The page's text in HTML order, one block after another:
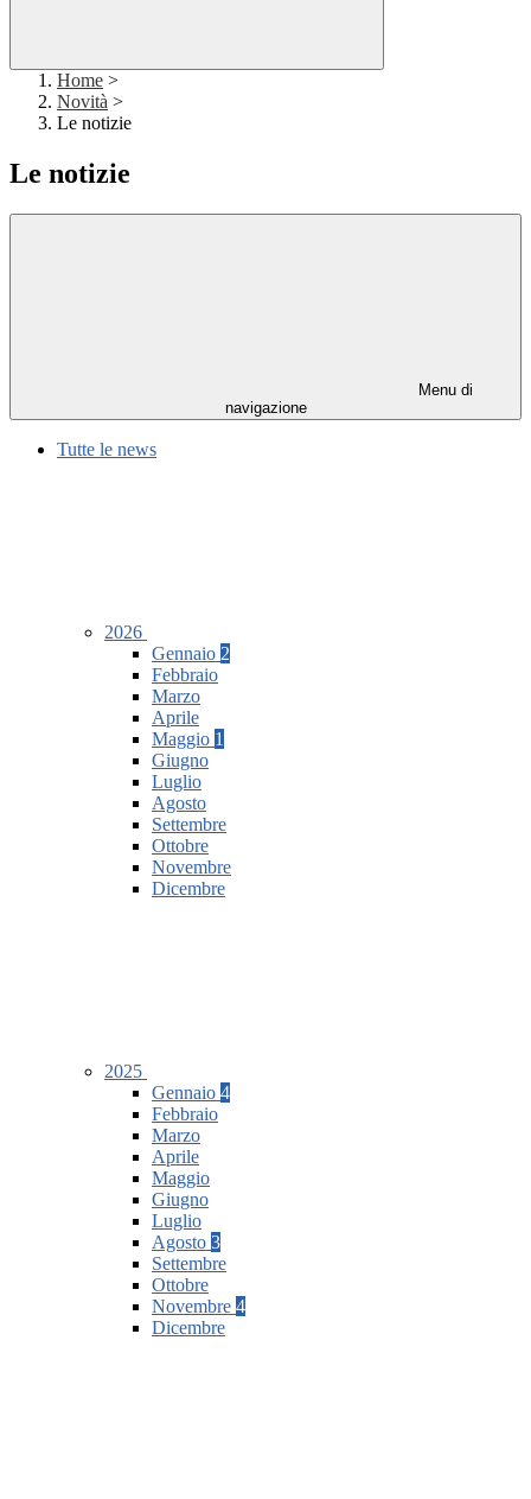
Home >
Novità >
Le notizie
Le notizie
Menu di
navigazione
Tutte le news
2026
Gennaio 2
Febbraio
Marzo
Aprile
Maggio 1
Giugno
Luglio
Agosto
Settembre
Ottobre
Novembre
Dicembre
2025
Gennaio 4
Febbraio
Marzo
Aprile
Maggio
Giugno
Luglio
Agosto 3
Settembre
Ottobre
Novembre 4
Dicembre